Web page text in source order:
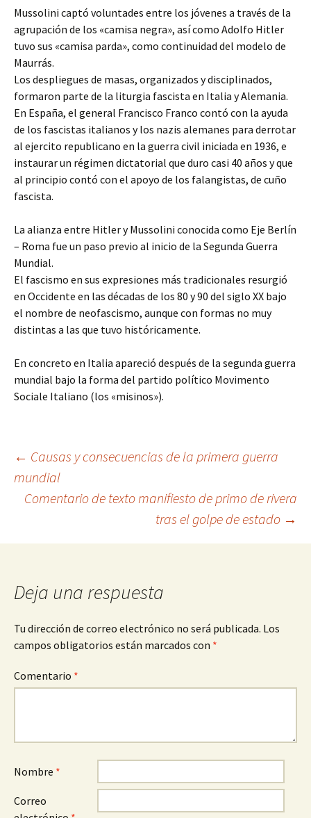
Mussolini captó voluntades entre los jóvenes a través de la
agrupación de los «camisa negra», así como Adolfo Hitler
tuvo sus «camisa parda», como continuidad del modelo de
Maurrás.
Los despliegues de masas, organizados y disciplinados,
formaron parte de la liturgia fascista en Italia y Alemania.
En España, el general Francisco Franco contó con la ayuda
de los fascistas italianos y los nazis alemanes para derrotar
al ejercito republicano en la guerra civil iniciada en 1936, e
instaurar un régimen dictatorial que duro casi 40 años y que
al principio contó con el apoyo de los falangistas, de cuño
fascista.
La alianza entre Hitler y Mussolini conocida como Eje Berlín
– Roma fue un paso previo al inicio de la Segunda Guerra
Mundial.
El fascismo en sus expresiones más tradicionales resurgió
en Occidente en las décadas de los 80 y 90 del siglo XX bajo
el nombre de neofascismo, aunque con formas no muy
distintas a las que tuvo históricamente.
En concreto en Italia apareció después de la segunda guerra
mundial bajo la forma del partido político Movimento
Sociale Italiano (los «misinos»).
Navegación
de
entradas
← Causas y consecuencias de la primera guerra
mundial
Comentario de texto manifiesto de primo de rivera
tras el golpe de estado →
Deja una respuesta
Tu dirección de correo electrónico no será publicada. Los
campos obligatorios están marcados con *
Comentario *
Nombre *
Correo